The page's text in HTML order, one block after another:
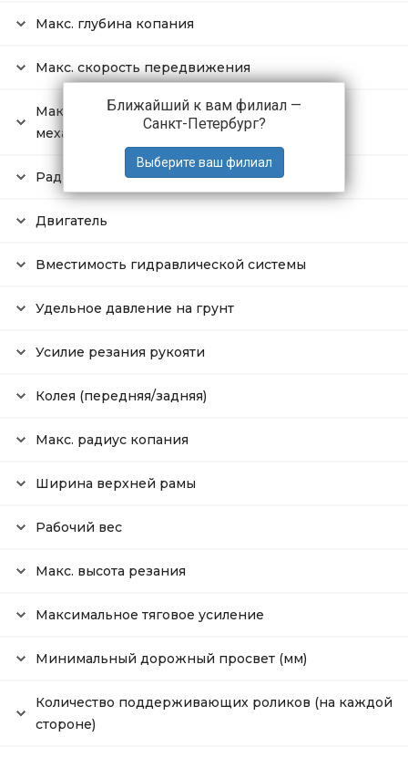
Ближайший к вам филиал —
Санкт-Петербург?
Макс. глубина копания
Макс. скорость передвижения
Максимальная частота вращения башенного
механизма
Радиус поворота хвоста
Двигатель
Вместимость гидравлической системы
Удельное давление на грунт
Усилие резания рукояти
Колея (передняя/задняя)
Макс. радиус копания
Ширина верхней рамы
Рабочий вес
Макс. высота резания
Максимальное тяговое усиление
Минимальный дорожный просвет (мм)
Количество поддерживающих роликов (на каждой
стороне)